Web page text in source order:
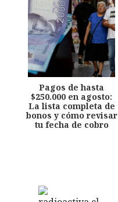
Pagos de hasta
$250.000 en agosto:
La lista completa de
bonos y cómo revisar
tu fecha de cobro